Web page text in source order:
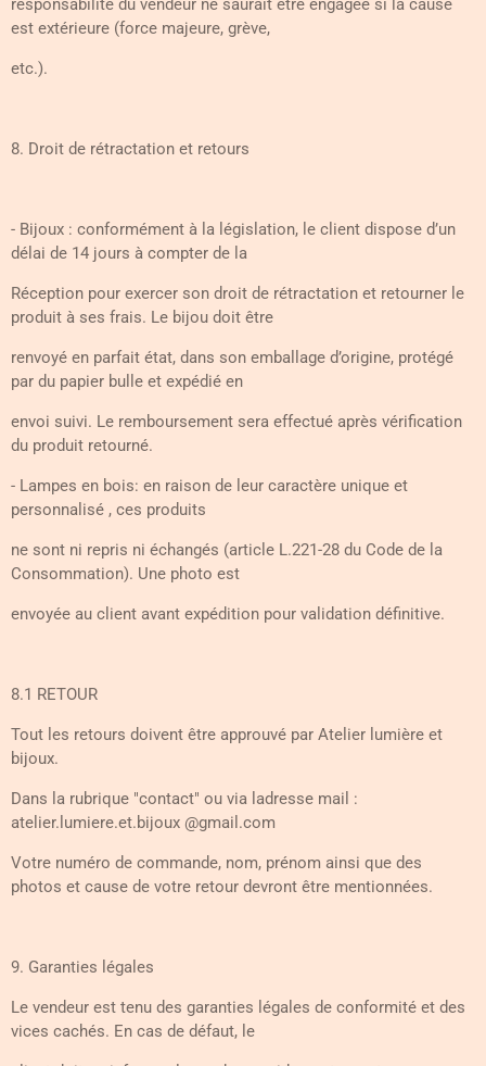
responsabilité du vendeur ne saurait être engagée si la cause
est extérieure (force majeure, grève,
etc.).
8. Droit de rétractation et retours
- Bijoux : conformément à la législation, le client dispose d’un
délai de 14 jours à compter de la
Réception pour exercer son droit de rétractation et retourner le
produit à ses frais. Le bijou doit être
renvoyé en parfait état, dans son emballage d’origine, protégé
par du papier bulle et expédié en
envoi suivi. Le remboursement sera effectué après vérification
du produit retourné.
- Lampes en bois: en raison de leur caractère unique et
personnalisé , ces produits
ne sont ni repris ni échangés (article L.221-28 du Code de la
Consommation). Une photo est
envoyée au client avant expédition pour validation définitive.
8.1 RETOUR
Tout les retours doivent être approuvé par Atelier lumière et
bijoux.
Dans la rubrique "contact" ou via ladresse mail :
atelier.lumiere.et.bijoux @gmail.com
Votre numéro de commande, nom, prénom ainsi que des
photos et cause de votre retour devront être mentionnées.
9. Garanties légales
Le vendeur est tenu des garanties légales de conformité et des
vices cachés. En cas de défaut, le